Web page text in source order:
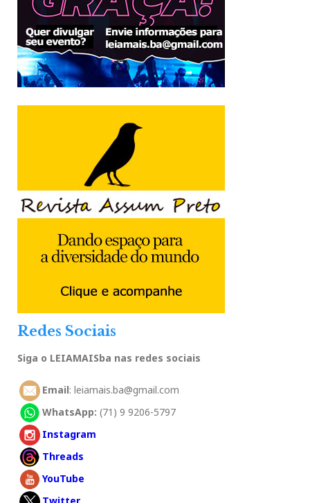
Redes Sociais
Siga o LEIAMAISba nas redes sociais
Email: leiamais.ba@gmail.com
WhatsApp: (71) 9 9206-5797
Instagram
Threads
YouTube